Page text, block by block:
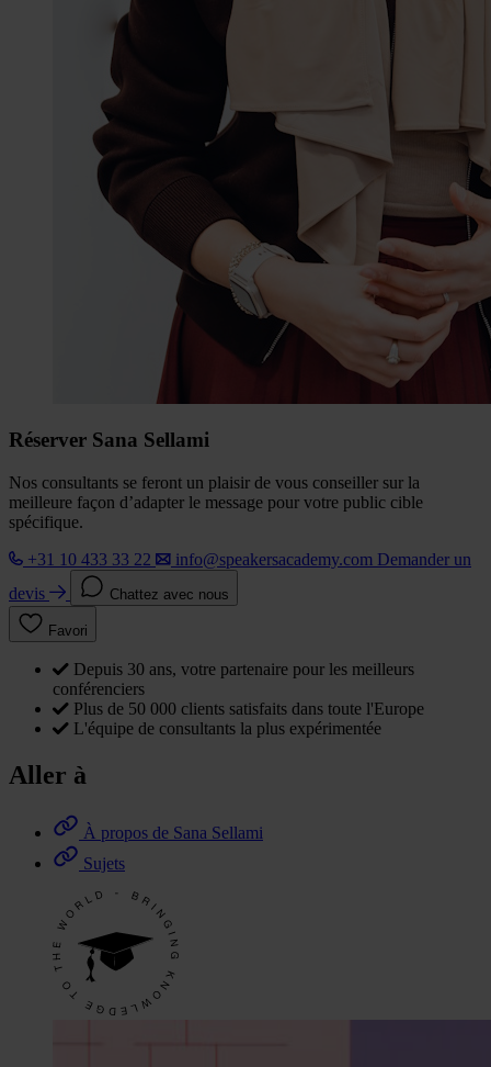
Réserver Sana Sellami
Nos consultants se feront un plaisir de vous conseiller sur la
meilleure façon d’adapter le message pour votre public cible
spécifique.
+31 10 433 33 22
info@speakersacademy.com Demander un
devis
Chattez avec nous
Favori
Depuis 30 ans, votre partenaire pour les meilleurs
conférenciers
Plus de 50 000 clients satisfaits dans toute l'Europe
L'équipe de consultants la plus expérimentée
Aller à
À propos de Sana Sellami
Sujets